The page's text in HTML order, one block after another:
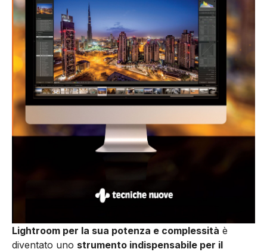
Lightroom per la sua potenza e complessità è
diventato uno strumento indispensabile per il